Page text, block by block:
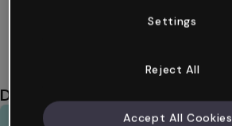
Das könnte dir auch gefallen
Settings
Reject All
Accept All Cookies